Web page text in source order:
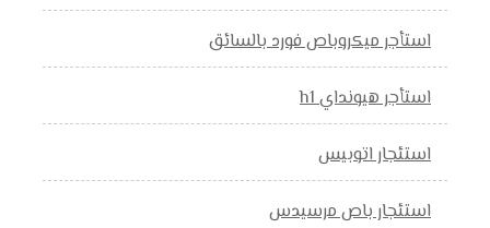
استأجر ميكروباص فورد بالسائق
استأجر هيونداي h1
استئجار اتوبيس
استئجار باص مرسيدس